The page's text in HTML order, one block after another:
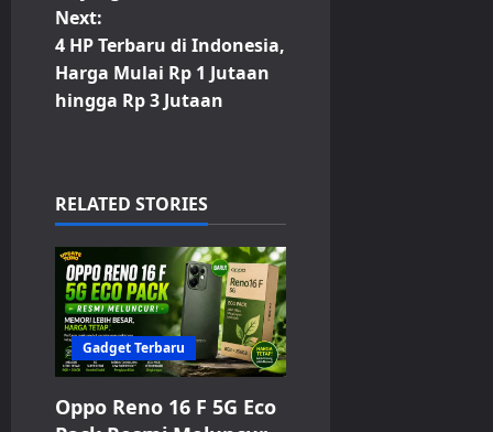
t
n
a
i
g
a
t
i
Next:
4 HP Terbaru di Indonesia,
Harga Mulai Rp 1 Jutaan
hingga Rp 3 Jutaan
RELATED STORIES
Gadget Terbaru
Oppo Reno 16 F 5G Eco